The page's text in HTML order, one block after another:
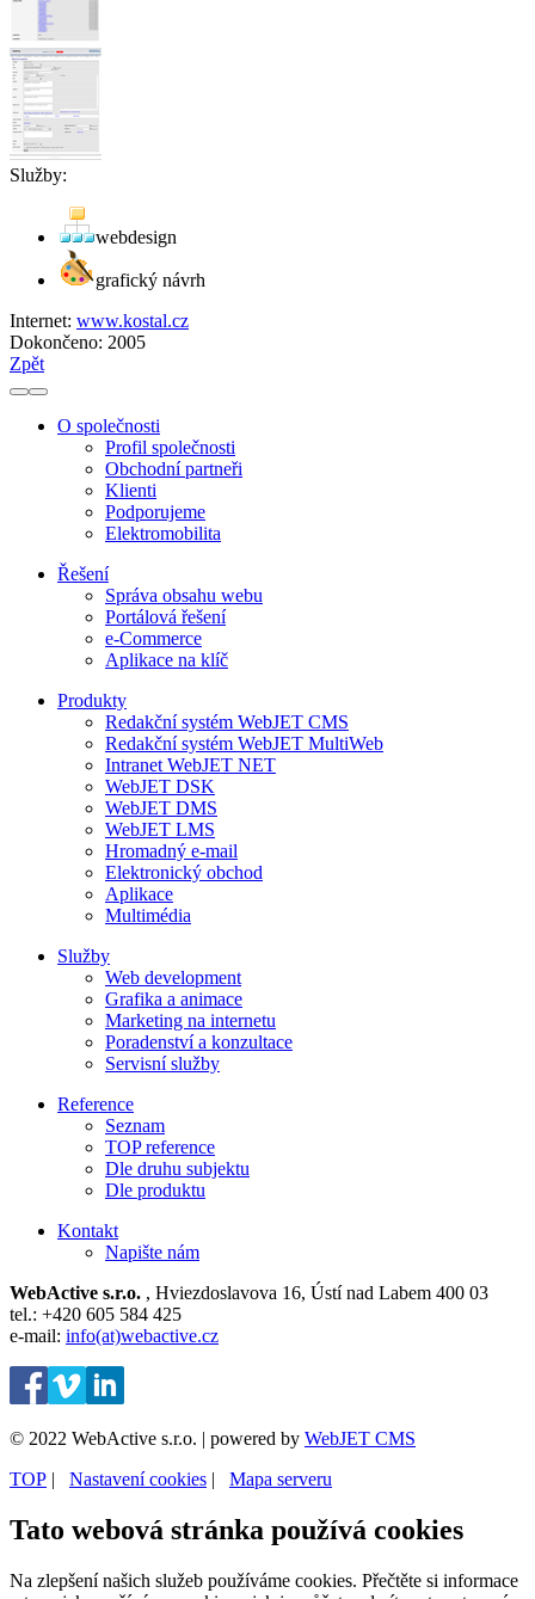
Služby:
webdesign
grafický návrh
Internet: www.kostal.cz
Dokončeno: 2005
Zpět
O společnosti
Profil společnosti
Obchodní partneři
Klienti
Podporujeme
Elektromobilita
Řešení
Správa obsahu webu
Portálová řešení
e-Commerce
Aplikace na klíč
Produkty
Redakční systém WebJET CMS
Redakční systém WebJET MultiWeb
Intranet WebJET NET
WebJET DSK
WebJET DMS
WebJET LMS
Hromadný e-mail
Elektronický obchod
Aplikace
Multimédia
Služby
Web development
Grafika a animace
Marketing na internetu
Poradenství a konzultace
Servisní služby
Reference
Seznam
TOP reference
Dle druhu subjektu
Dle produktu
Kontakt
Napište nám
WebActive s.r.o. , Hviezdoslavova 16, Ústí nad Labem 400 03
tel.: +420 605 584 425
e-mail: info(at)webactive.cz
© 2022 WebActive s.r.o. | powered by WebJET CMS
TOP | ⁠ Nastavení cookies | ⁠ Mapa serveru
Tato webová stránka používá cookies
Na zlepšení našich služeb používáme cookies. Přečtěte si informace